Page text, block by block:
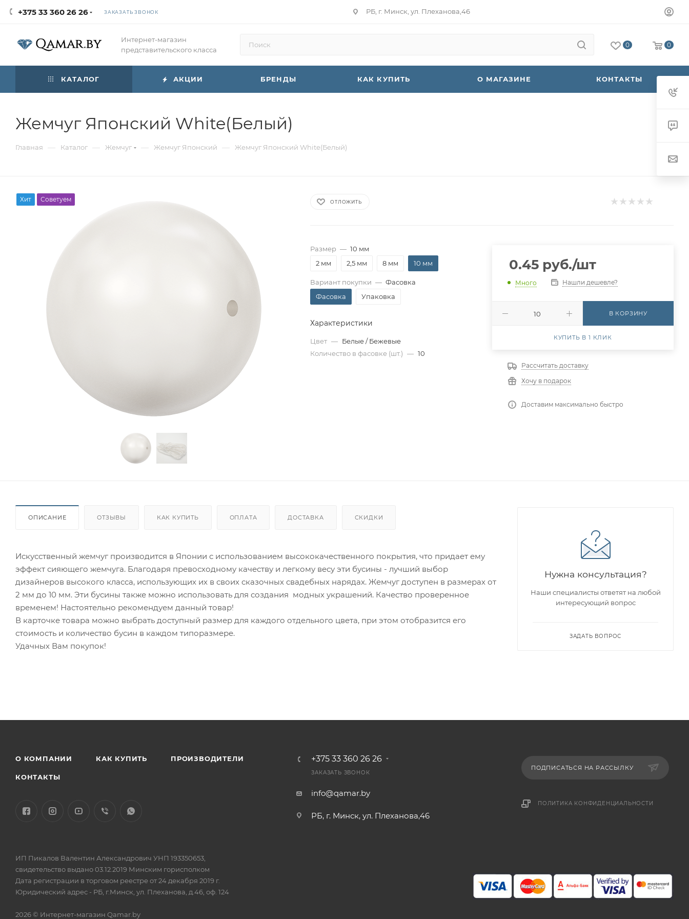
+375 33 360 26 26 ЗАКАЗАТЬ ЗВОНОК РБ, г. Минск, ул. Плеханова,46
Интернет-магазин
представительского класса
0 0
КАТАЛОГ АКЦИИ БРЕНДЫ КАК КУПИТЬ О МАГАЗИНЕ КОНТАКТЫ
Жемчуг Японский White(Белый)
Главная — Каталог — Жемчуг — Жемчуг Японский — Жемчуг Японский White(Белый)
Хит Советуем ОТЛОЖИТЬ
Размер — 10 мм
2 мм
2,5 мм 8 мм 10 мм
Вариант покупки — Фасовка
Фасовка
Упаковка
Характеристики
Цвет — Белые / Бежевые
Количество в фасовке (шт.) — 10
0.45руб./шт
Много Нашли дешевле?
В КОРЗИНУ
КУПИТЬ В 1 КЛИК
Рассчитать доставку
Хочу в подарок
Доставим максимально быстро
ОПИСАНИЕ ОТЗЫВЫ КАК КУПИТЬ ОПЛАТА ДОСТАВКА СКИДКИ
Искусственный жемчуг производится в Японии с использованием высококачественного покрытия, что придает ему
эффект сияющего жемчуга. Благодаря превосходному качеству и легкому весу эти бусины - лучший выбор
дизайнеров высокого класса, использующих их в своих сказочных свадебных нарядах. Жемчуг доступен в размерах от
2 мм до 10 мм. Эти бусины также можно использовать для создания модных украшений. Качество проверенное
временем! Настоятельно рекомендуем данный товар!
В карточке товара можно выбрать доступный размер для каждого отдельного цвета, при этом отобразится его
стоимость и количество бусин в каждом типоразмере.
Удачных Вам покупок!
Нужна консультация?
Наши специалисты ответят на любой
интересующий вопрос
ЗАДАТЬ ВОПРОС
О КОМПАНИИ КАК КУПИТЬ ПРОИЗВОДИТЕЛИ
КОНТАКТЫ
+375 33 360 26 26
ЗАКАЗАТЬ ЗВОНОК
info@qamar.by
РБ, г. Минск, ул. Плеханова,46
ПОДПИСАТЬСЯ НА РАССЫЛКУ
ПОЛИТИКА КОНФИДЕНЦИАЛЬНОСТИ
ИП Пикалов Валентин Александрович УНП 193350653,
свидетельство выдано 03.12.2019 Минским горисполком
Дата регистрации в торговом реестре от 24 декабря 2019 г.
Юридический адрес - РБ, г.Минск, ул. Плеханова, д.46, оф. 124
2026 © Интернет-магазин Qamar.by